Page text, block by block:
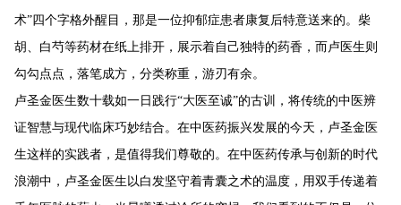
术”四个字格外醒目，那是一位抑郁症患者康复后特意送来的。柴
胡、白芍等药材在纸上排开 ， 展示着自己独特的药香，而卢医生则
勾勾点点，落笔成方，分类称重，游刃有余。
卢圣金医生数十载如一日践行“大医至诚”的古训，将传统的中医辨
证智慧与现代临床巧妙结合。在中医药振兴发展的今天，卢圣金医
生这样的实践者， 是值得我们尊敬的。 在中医药传承与创新的时代
浪潮中，卢圣金医生以白发坚守着青囊之术的温度，用双手传递着